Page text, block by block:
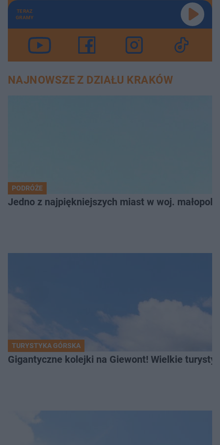
TERAZ
GRAMY
NAJNOWSZE Z DZIAŁU KRAKÓW
PODRÓŻE
Jedno z najpiękniejszych miast w woj.
TURYSTYKA GÓRSKA
Gigantyczne kolejki na Giewont! Wielkie